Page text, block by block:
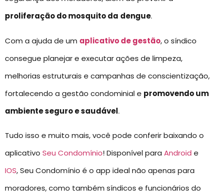
proliferação do mosquito da dengue.
Com a ajuda de um aplicativo de gestão, o síndico
consegue planejar e executar ações de limpeza,
melhorias estruturais e campanhas de conscientização,
fortalecendo a gestão condominial e promovendo um
ambiente seguro e saudável.
Tudo isso e muito mais, você pode conferir baixando o
aplicativo Seu Condomínio! Disponível para Android e
IOS, Seu Condomínio é o app ideal não apenas para
moradores, como também síndicos e funcionários do